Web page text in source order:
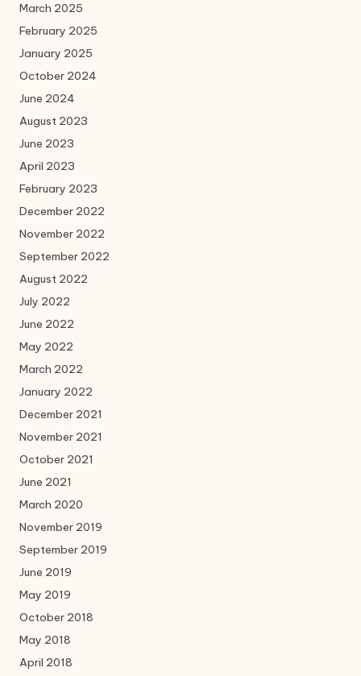
March 2025
February 2025
January 2025
October 2024
June 2024
August 2023
June 2023
April 2023
February 2023
December 2022
November 2022
September 2022
August 2022
July 2022
June 2022
May 2022
March 2022
January 2022
December 2021
November 2021
October 2021
June 2021
March 2020
November 2019
September 2019
June 2019
May 2019
October 2018
May 2018
April 2018